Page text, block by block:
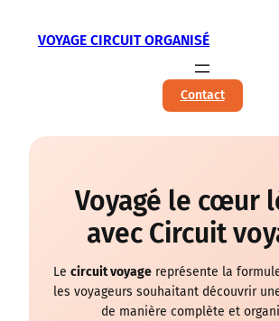
VOYAGE CIRCUIT ORGANISÉ
Contact
Voyagé le cœur
avec Circuit
Le circuit voyage représente la
les voyageurs souhaitant découvrir
de manière complète et